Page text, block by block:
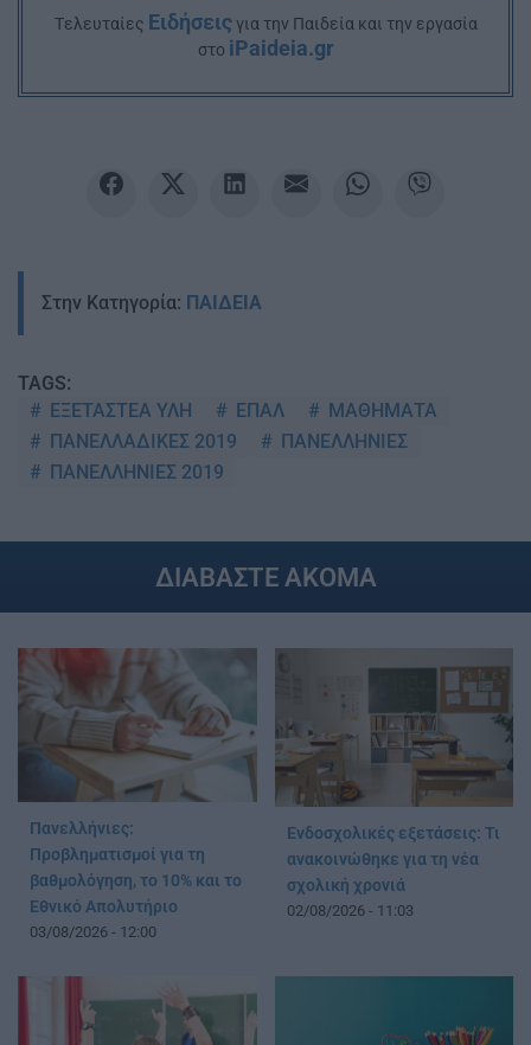
Tελευταίες Ειδήσειςγια την Παιδεία και την εργασία
στο iPaideia.gr
Στην Κατηγορία: ΠΑΙΔΕΙΑ
TAGS:
ΕΞΕΤΑΣΤΕΑ ΥΛΗ
ΕΠΑΛ
ΜΑΘΗΜΑΤΑ
ΠΑΝΕΛΛΑΔΙΚΕΣ 2019
ΠΑΝΕΛΛΗΝΙΕΣ
ΠΑΝΕΛΛΗΝΙΕΣ 2019
ΔΙΑΒΑΣΤΕ ΑΚΟΜΑ
Πανελλήνιες:
Προβληματισμοί για τη
βαθμολόγηση, το 10% και το
Εθνικό Απολυτήριο
03/08/2026 - 12:00
Ενδοσχολικές εξετάσεις: Τι
ανακοινώθηκε για τη νέα
σχολική χρονιά
02/08/2026 - 11:03